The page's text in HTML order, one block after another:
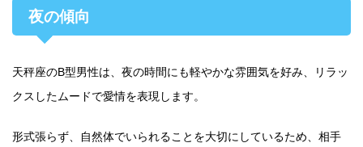
夜の傾向
天秤座のB型男性は、夜の時間にも軽やかな雰囲気を好み、リラッ
クスしたムードで愛情を表現します。
形式張らず、自然体でいられることを大切にしているため、相手